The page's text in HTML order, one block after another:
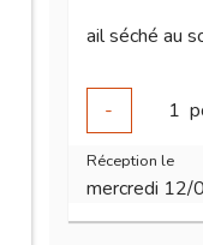
ail séché au
-
1
Réception le
mercredi 12/